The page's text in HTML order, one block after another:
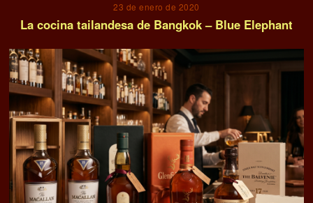
23 de enero de 2020
La cocina tailandesa de Bangkok – Blue Elephant